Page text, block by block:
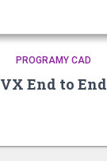
PROGRAMY CAD
VX End to End